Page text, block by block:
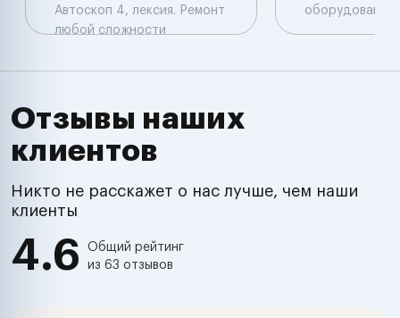
Автоскоп 4, лексия. Ремонт
любой сложности
оборудования.
Отзывы наших
клиентов
Никто не расскажет о нас лучше, чем наши
клиенты
4.6
Общий рейтинг
из 63 отзывов